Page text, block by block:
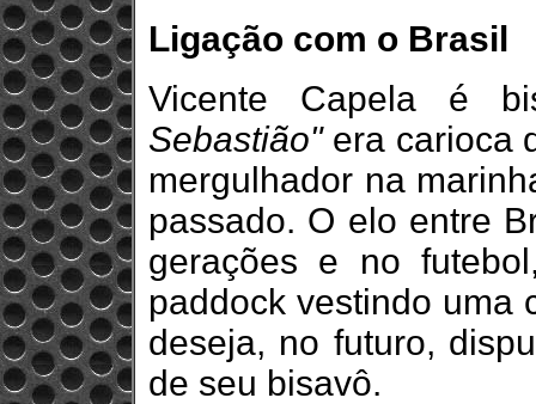
Ligação com o Brasil
Vicente Capela é
Sebastião"era carioca
mergulhador na
passado. O elo entre
gerações e no
paddock vestindo uma
deseja, no futuro,
de seu bisavô.